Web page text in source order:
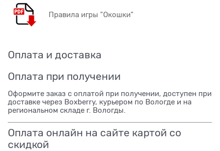
Правила игры "Окошки"
Оплата и доставка
Оплата при получении
Оформите заказ с оплатой при получении, доступен при
доставке через Boxberry, курьером по Вологде и на
региональном складе г. Вологды.
Оплата онлайн на сайте картой со
скидкой